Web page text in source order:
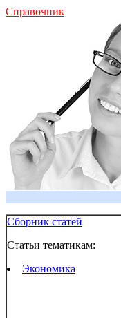
Справочник
Сборник статей
Статьи тематикам:
Экономика